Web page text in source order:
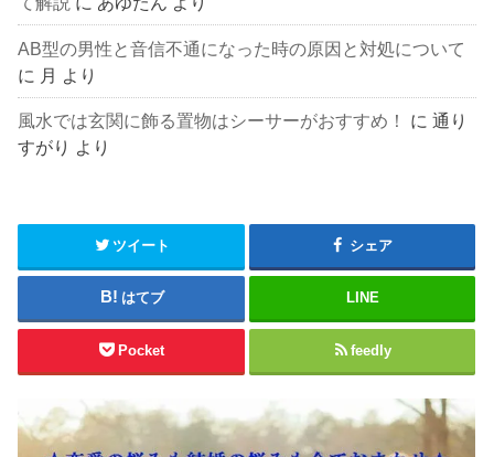
AB型の男性と音信不通になった時の原因と対処について
に 月 より
風水では玄関に飾る置物はシーサーがおすすめ！ に通り
すがり より
ツイート シェア
はてブ LINE
Pocket feedly